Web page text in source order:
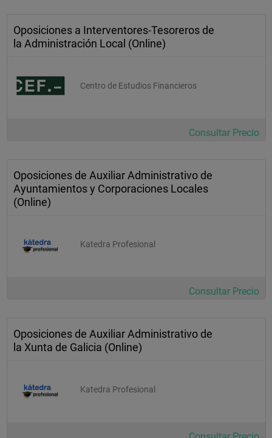
Oposiciones a Interventores-Tesoreros de
la Administración Local (Online)
Centro de Estudios Financieros
Consultar Precio
Oposiciones de Auxiliar Administrativo de
Ayuntamientos y Corporaciones Locales
(Online)
Katedra Profesional
Consultar Precio
Oposiciones de Auxiliar Administrativo de
la Xunta de Galicia (Online)
Katedra Profesional